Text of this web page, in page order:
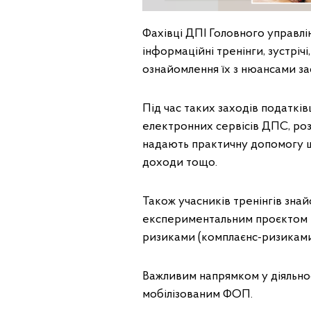
Фахівці ДПІ Головного
інформаційні тренінги,
ознайомлення їх з нюансами
Під час таких заходів
електронних сервісів ДПС,
надають практичну допомогу
доходи тощо.
Також учасників тренінгів
експериментальним
ризиками (комплаєнс-
Важливим напрямком у
мобілізованим ФОП.